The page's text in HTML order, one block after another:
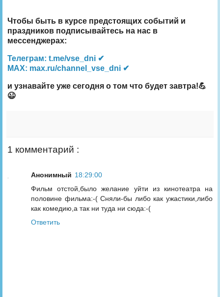
Чтобы быть в курсе предстоящих событий и
праздников подписывайтесь на нас в
мессенджерах:
Телеграм: t.me/vse_dni ✔
MAX: max.ru/channel_vse_dni ✔
и узнавайте уже сегодня о том что будет завтра!💪
😉
1 комментарий :
Анонимный 18:29:00
Фильм отстой,было желание уйти из кинотеатра на
половине фильма:-( Сняли-бы либо как ужастики,либо
как комедию,а так ни туда ни сюда:-(
Ответить